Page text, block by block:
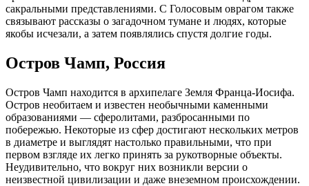
сакральными представлениями. С Голосовым оврагом также
связывают рассказы о загадочном тумане и людях, которые
якобы исчезали, а затем появлялись спустя долгие годы.
Остров Чамп, Россия
Остров Чамп находится в архипелаге Земля Франца-Иосифа.
Остров необитаем и известен необычными каменными
образованиями — сферолитами, разбросанными по
побережью. Некоторые из сфер достигают нескольких метров
в диаметре и выглядят настолько правильными, что при
первом взгляде их легко принять за рукотворные объекты.
Неудивительно, что вокруг них возникли версии о
неизвестной цивилизации и даже внеземном происхождении.